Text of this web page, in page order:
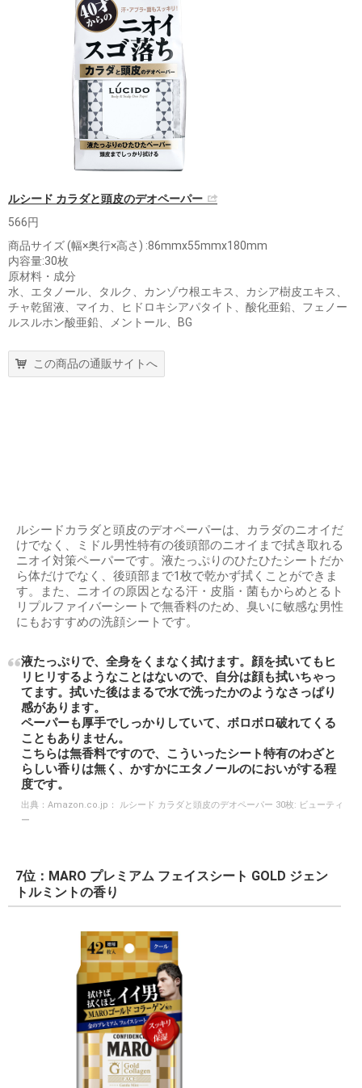
ルシード カラダと頭皮のデオペーパー
566円
商品サイズ (幅×奥行×高さ) :86mmx55mmx180mm
内容量:30枚
原材料・成分
水、エタノール、タルク、カンゾウ根エキス、カシア樹皮エキス、
チャ乾留液、マイカ、ヒドロキシアパタイト、酸化亜鉛、フェノー
ルスルホン酸亜鉛、メントール、BG
この商品の通販サイトへ
ルシードカラダと頭皮のデオペーパーは、カラダのニオイだ
けでなく、ミドル男性特有の後頭部のニオイまで拭き取れる
ニオイ対策ペーパーです。液たっぷりのひたひたシートだか
ら体だけでなく、後頭部まで1枚で乾かず拭くことができま
す。また、ニオイの原因となる汗・皮脂・菌もからめとるト
リプルファイバーシートで無香料のため、臭いに敏感な男性
にもおすすめの洗顔シートです。
液たっぷりで、全身をくまなく拭けます。顔を拭いてもヒ
リヒリするようなことはないので、自分は顔も拭いちゃっ
てます。拭いた後はまるで水で洗ったかのようなさっぱり
感があります。
ペーパーも厚手でしっかりしていて、ボロボロ破れてくる
こともありません。
こちらは無香料ですので、こういったシート特有のわざと
らしい香りは無く、かすかにエタノールのにおいがする程
度です。
出典： Amazon.co.jp： ルシード カラダと頭皮のデオペーパー 30枚: ビューティ
ー
7位：MARO プレミアム フェイスシート GOLD ジェン
トルミントの香り